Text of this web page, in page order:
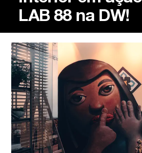
LAB 88 na DW!